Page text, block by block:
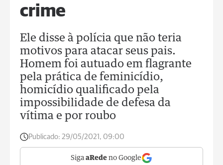
crime
Ele disse à polícia que não teria
motivos para atacar seus pais.
Homem foi autuado em flagrante
pela prática de feminicídio,
homicídio qualificado pela
impossibilidade de defesa da
vítima e por roubo
Publicado: 29/05/2021, 09:00
Siga aRede no Google